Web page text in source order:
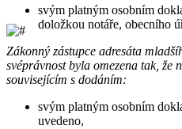
svým platným osobním
doložkou notáře, obecního
Zákonný zástupce adresáta
svéprávnost byla omezena tak, že
souvisejícím s dodáním:
svým platným osobním
uvedeno,